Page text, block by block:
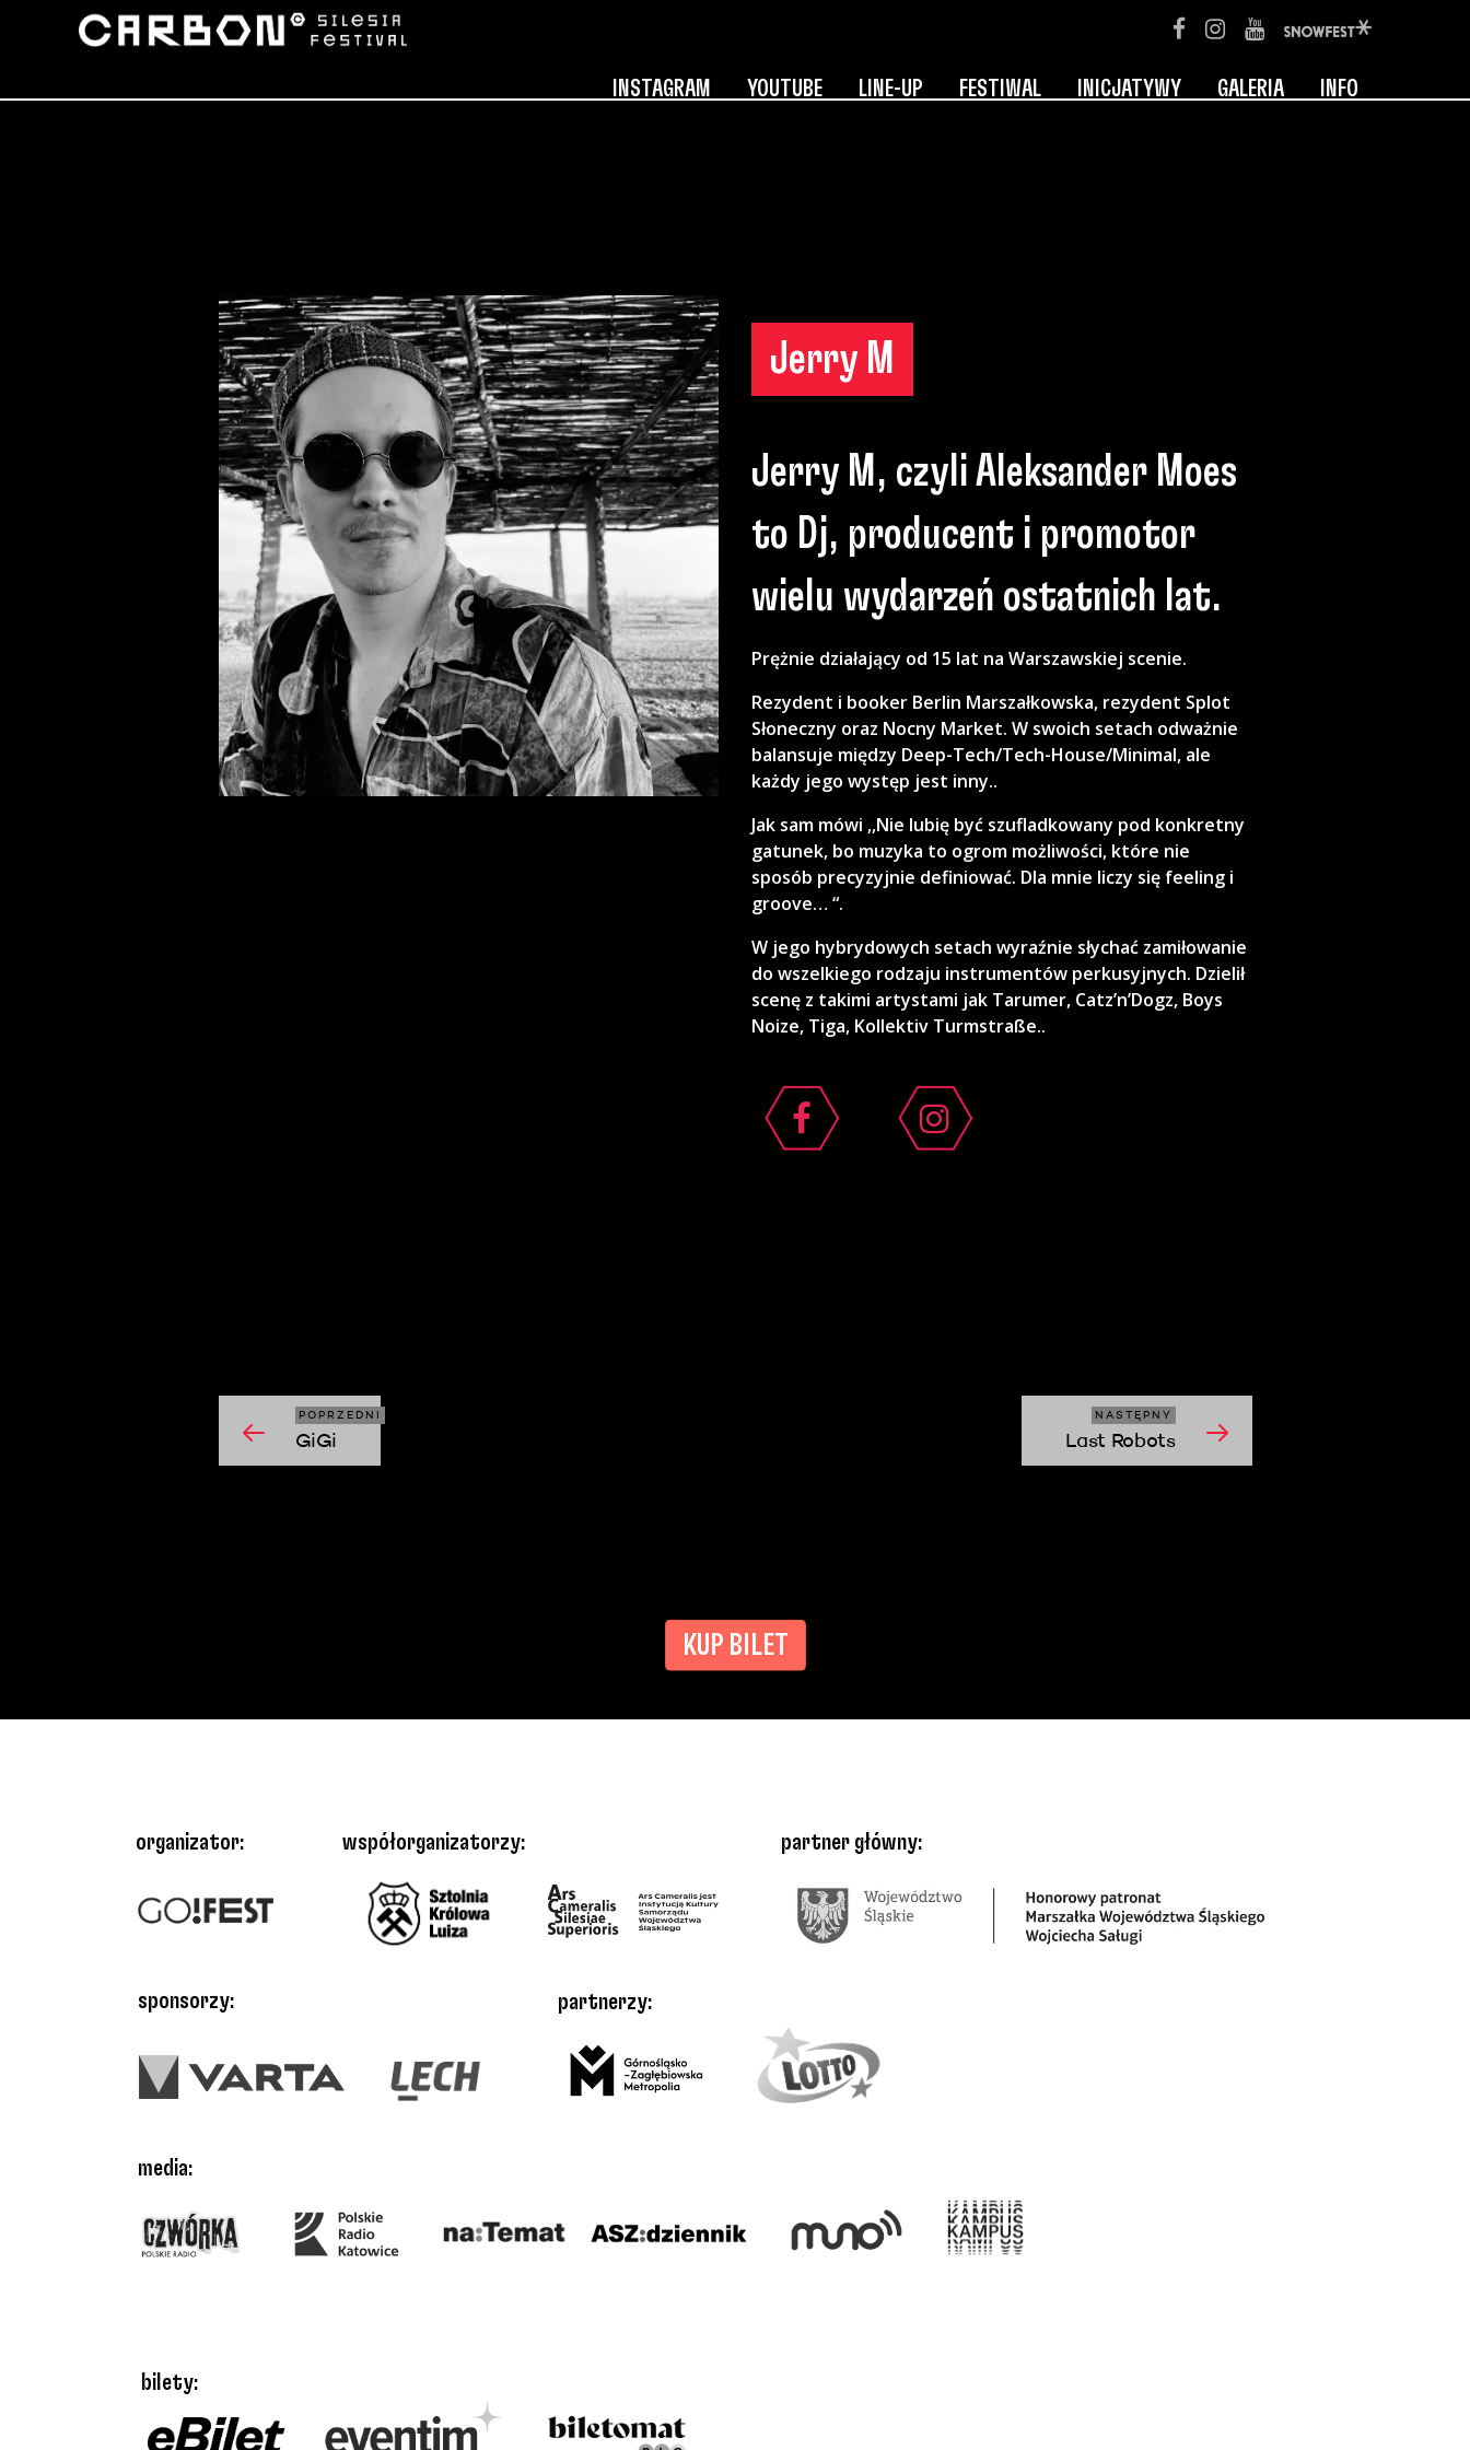
INSTAGRAM YOUTUBE LINE-UP FESTIWAL INICJATYWY GALERIA INFO
Jerry M
Jerry M, czyliAleksander Moes
to Dj, producent i promotor
wielu wydarzeń ostatnich lat.
Prężnie działający od 15 lat na Warszawskiej scenie.
Rezydent i booker Berlin Marszałkowska, rezydent Splot
Słoneczny oraz Nocny Market. W swoich setach odważnie
balansuje między Deep-Tech/Tech-House/Minimal, ale
każdy jego występ jest inny..
Jak sam mówi ,,Nie lubię być szufladkowany pod konkretny
gatunek, bo muzyka to ogrom możliwości, które nie
sposób precyzyjnie definiować. Dla mnie liczy się feeling i
groove… “.
W jego hybrydowych setach wyraźnie słychać zamiłowanie
do wszelkiego rodzaju instrumentów perkusyjnych. Dzielił
scenę z takimi artystami jak Tarumer, Catz’n’Dogz, Boys
Noize, Tiga, Kollektiv Turmstraße..
POPRZEDNI
GiGi
NASTĘPNY
Last Robots
KUP BILET
partner główny:
sponsorzy:
organizator: współorganizatorzy:
media:
bilety:
partnerzy: